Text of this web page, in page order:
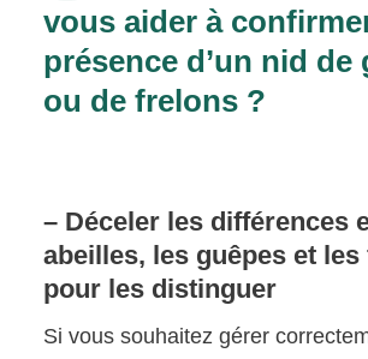
vous aider à
présence d’un nid de
ou de frelons ?
– Déceler les différences
abeilles, les guêpes et
pour les distinguer
Si vous souhaitez gérer